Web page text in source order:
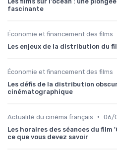
fascinante
Économie et financement des films
Les enjeux de la distribution du
Économie et financement des films
Les défis de la distribution
cinématographique
Actualité du cinéma français • 06/
Les horaires des séances du
ce que vous devez savoir